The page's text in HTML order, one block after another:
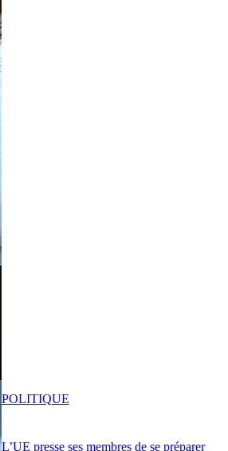
L’UE presse ses membres de se préparer
POLITIQUE